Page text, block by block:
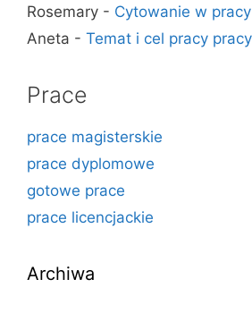
Rosemary - Cytowanie w
Aneta - Temat i cel pracy
Prace
prace magisterskie
prace dyplomowe
gotowe prace
prace licencjackie
Archiwa